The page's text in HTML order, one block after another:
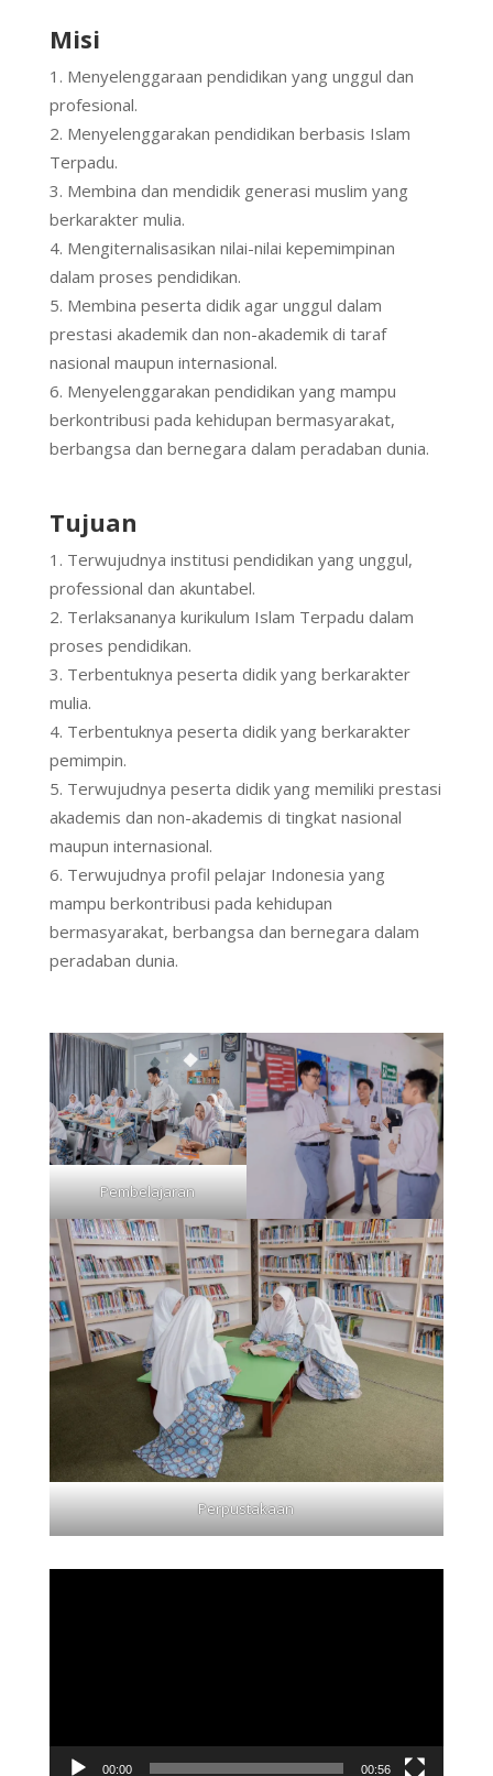
Misi
Menyelenggaraan pendidikan yang unggul dan
profesional.
Menyelenggarakan pendidikan berbasis Islam
Terpadu.
Membina dan mendidik generasi muslim yang
berkarakter mulia.
Mengiternalisasikan nilai-nilai kepemimpinan
dalam proses pendidikan.
Membina peserta didik agar unggul dalam
prestasi akademik dan non-akademik di taraf
nasional maupun internasional.
Menyelenggarakan pendidikan yang mampu
berkontribusi pada kehidupan bermasyarakat,
berbangsa dan bernegara dalam peradaban dunia.
Tujuan
Terwujudnya institusi pendidikan yang unggul,
professional dan akuntabel.
Terlaksananya kurikulum Islam Terpadu dalam
proses pendidikan.
Terbentuknya peserta didik yang berkarakter
mulia.
Terbentuknya peserta didik yang berkarakter
pemimpin.
Terwujudnya peserta didik yang memiliki prestasi
akademis dan non-akademis di tingkat nasional
maupun internasional.
Terwujudnya profil pelajar Indonesia yang
mampu berkontribusi pada kehidupan
bermasyarakat, berbangsa dan bernegara dalam
peradaban dunia.
Pembelajaran
Perpustakaan
00:00 00:56